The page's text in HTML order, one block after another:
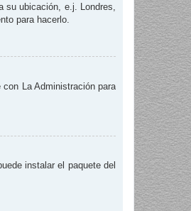
ubicación, e.j. Londres,
para hacerlo.
La Administración para
instalar el paquete del